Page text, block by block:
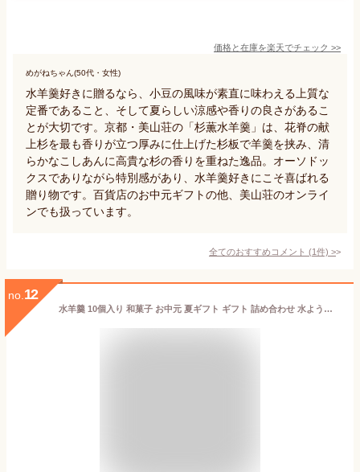
価格と在庫を楽天でチェック >>
めがねちゃん(50代・女性)
水羊羹好きに贈るなら、小豆の風味が素直に味わえる上質な
定番であること、そして夏らしい涼感や香りの良さがあるこ
とが大切です。京都・美山荘の「杉薫水羊羹」は、花脊の献
上杉を最も香りが立つ厚みに仕上げた杉板で羊羹を挟み、清
らかなこしあんに高貴な杉の香りを重ねた逸品。オーソドッ
クスでありながら特別感があり、水羊羹好きにこそ喜ばれる
贈り物です。百貨店のお中元ギフトの他、美山荘のオンライ
ンでも扱っています。
全てのおすすめコメント (1件) >
no. 12
水羊羹 10個入り 和菓子 お中元 夏ギフト ギフト 詰め合わせ 水ようかん 羊羹 ゼリー 内祝い お祝い お礼 お返し 誕生日 プレゼント お供え お盆 御供 法事 仏事 年忌 御供 お盆 志 粗供養 贈り物 帰省 お土産 お菓子 老舗 滋賀 即日発送 翌日配送 大彌